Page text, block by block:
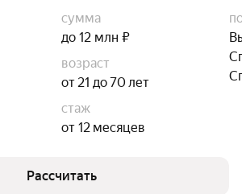
сумма
до 12 млн ₽
возраст
от 21 до 70 лет
стаж
от 12 месяцев
Рассчитать